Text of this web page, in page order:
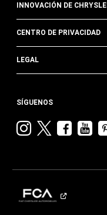
INNOVACIÓN DE
CENTRO DE PRIVACIDAD
LEGAL
SÍGUENOS
VisitarVisitar